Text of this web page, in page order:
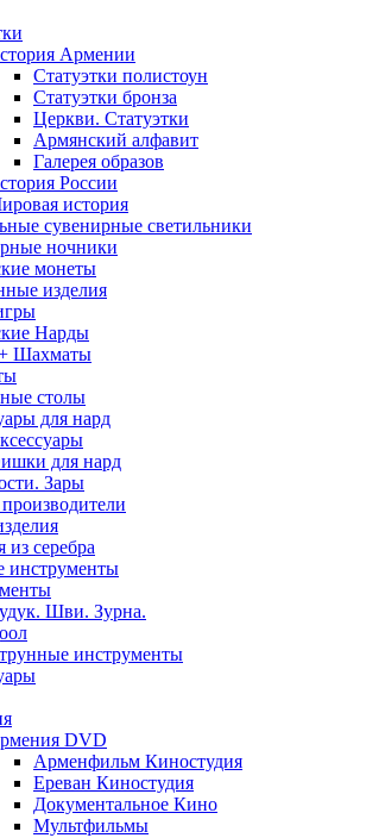
Армении
Статуэтки полистоун
Статуэтки бронза
Церкви. Статуэтки
Армянский алфавит
Галерея образов
России
история
сувенирные светильники
ночники
монеты
изделия
Нарды
Шахматы
столы
для нард
для нард
Зары
из серебра
инструменты
Шви. Зурна.
инструменты
DVD
Арменфильм Киностудия
Ереван Киностудия
Документальное Кино
Мультфильмы